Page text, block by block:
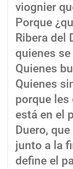
viognier
Porque
Ribera del
quienes
Quienes
Quienes
porque
está en el
Duero,
junto a la
define el